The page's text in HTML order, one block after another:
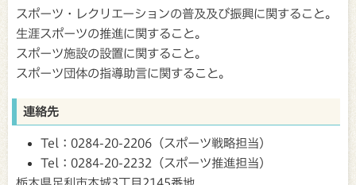
スポーツ・レクリエーションの普及及び振興に関すること。
生涯スポーツの推進に関すること。
スポーツ施設の設置に関すること。
スポーツ団体の指導助言に関すること。
連絡先
Tel：0284-20-2206（スポーツ戦略担当）
Tel：0284-20-2232（スポーツ推進担当）